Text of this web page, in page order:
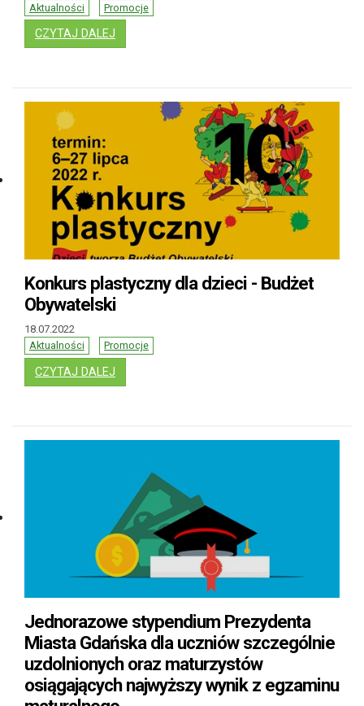
Aktualności
Promocje
CZYTAJ DALEJ
Konkurs plastyczny dla dzieci - Budżet
Obywatelski
18.07.2022
Aktualności
Promocje
CZYTAJ DALEJ
Jednorazowe stypendium Prezydenta
Miasta Gdańska dla uczniów szczególnie
uzdolnionych oraz maturzystów
osiągających najwyższy wynik z egzaminu